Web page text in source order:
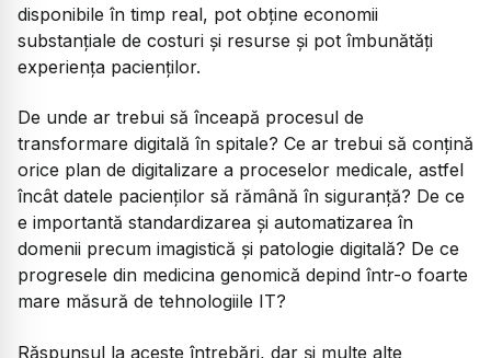
disponibile în timp real, pot obține economii
substanțiale de costuri și resurse și pot îmbunătăți
experiența pacienților.
De unde ar trebui să înceapă procesul de
transformare digitală în spitale? Ce ar trebui să conțină
orice plan de digitalizare a proceselor medicale, astfel
încât datele pacienților să rămână în siguranță? De ce
e importantă standardizarea și automatizarea în
domenii precum imagistică și patologie digitală? De ce
progresele din medicina genomică depind într-o foarte
mare măsură de tehnologiile IT?
Răspunsul la aceste întrebări, dar și multe alte